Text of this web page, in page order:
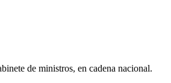
de ministros, en cadena nacional.